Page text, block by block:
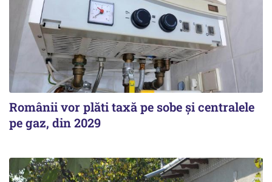
Românii vor plăti taxă pe sobe şi centralele
pe gaz, din 2029